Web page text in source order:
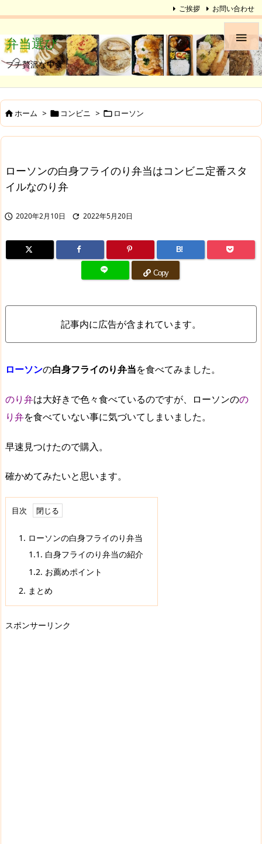

ご挨拶 お問い合わせ
弁当選び
プチ贅沢な中食
ホーム >  コンビニ >  ローソン
ローソンの白身フライのり弁当はコンビニ定番スタ
イルなのり弁
 2020年2月10日  2022年5月20日
B!
Copy
記事内に広告が含まれています。
ローソンの白身フライのり弁当を食べてみました。
のり弁は大好きで色々食べているのですが、ローソンのの
り弁を食べていない事に気づいてしまいました。
早速見つけたので購入。
確かめてみたいと思います。
目次
1. ローソンの白身フライのり弁当
1.1. 白身フライのり弁当の紹介
1.2. お薦めポイント
2. まとめ
スポンサーリンク